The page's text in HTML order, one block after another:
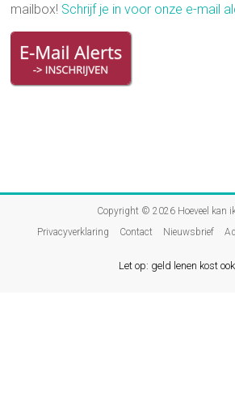
mailbox! Schrijf je in voor onze e-mail
Copyright © 2026 Hoeveel kan
Privacyverklaring
Contact Nieuwsbrief
Let op: geld lenen kost